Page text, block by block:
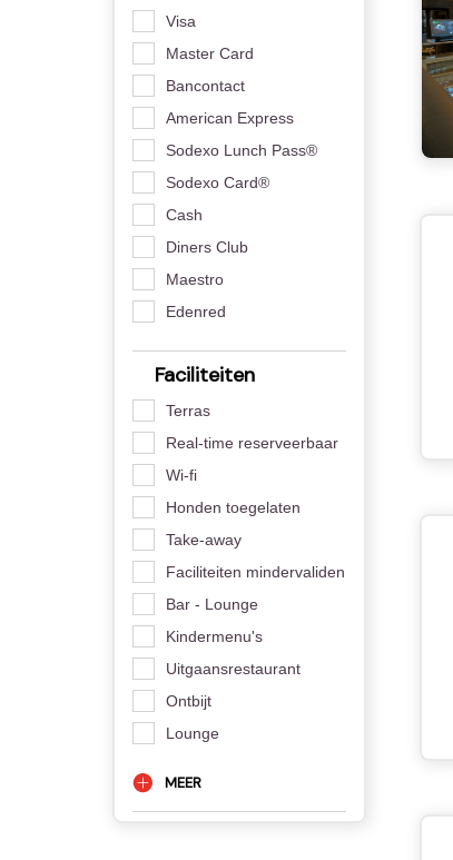
Visa
Master Card
Bancontact
American Express
Sodexo Lunch Pass®
Sodexo Card®
Cash
Diners Club
Maestro
Edenred
Faciliteiten
Terras
Real-time reserveerbaar
Wi-fi
Honden toegelaten
Take-away
Faciliteiten mindervaliden
Bar - Lounge
Kindermenu's
Uitgaansrestaurant
Ontbijt
Lounge
MEER